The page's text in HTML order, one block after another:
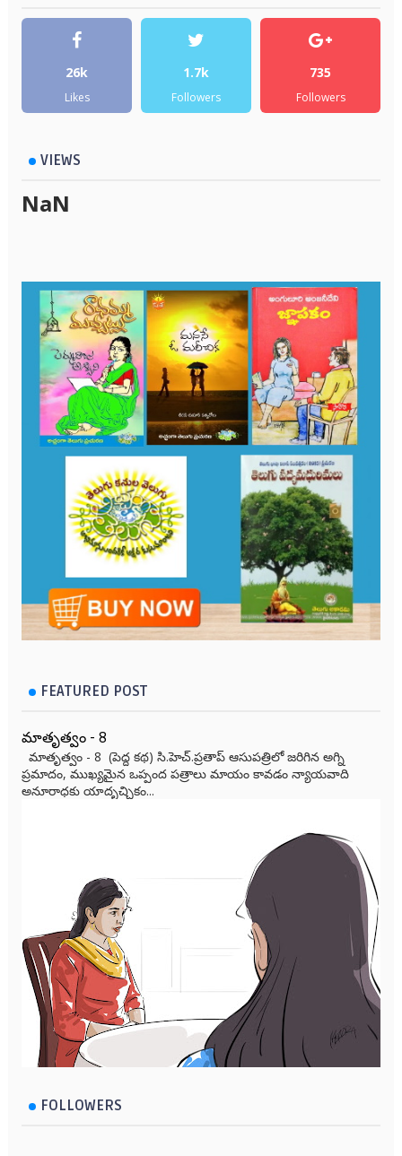
26k
Likes
1.7k
Followers
735
Followers
VIEWS
NaN
FEATURED POST
మాతృత్వం - 8
మాతృత్వం - 8 (పెద్ద కథ) సి.హెచ్.ప్రతాప్ ఆసుపత్రిలో జరిగిన అగ్ని
ప్రమాదం, ముఖ్యమైన ఒప్పంద పత్రాలు మాయం కావడం న్యాయవాది
అనూరాధకు యాదృచ్ఛికం...
FOLLOWERS